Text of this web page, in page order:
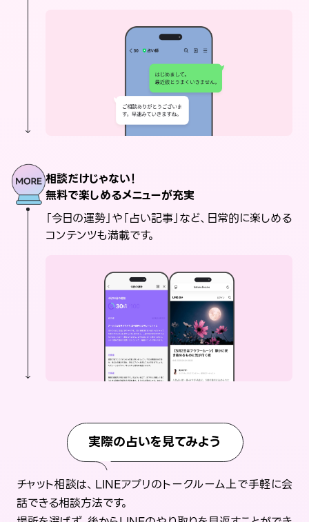
相談だけじゃない！
無料で楽しめるメニューが充実
「今日の運勢」や「占い記事」など、日常的に楽しめる
コンテンツも満載です。
実際の占いを見てみよう
チャット相談は、LINEアプリのトークルーム上で手軽に会
話できる相談方法です。